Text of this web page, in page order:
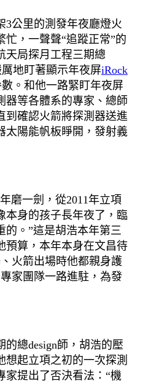
里的測發年夜廳燈火
忙，一聲聲“追蹤正常”的
天局探月工程三期總
地盯著顯示年夜屏iRock
。和他一路緊盯年夜屏
器等各體系的專家、總師
到確認火箭將探測器送進
太陽能帆板睜開，發射義
一劍，從2011年立項
本身的孩子長年夜了，臨
的。”這是胡浩本年第三
預算，本年本身在文昌待
火箭出場時他都親身護
家團隊一路進駐，為發
總design師，胡浩的壓
想起立項之初的一次探測
家提出了否決看法：“機